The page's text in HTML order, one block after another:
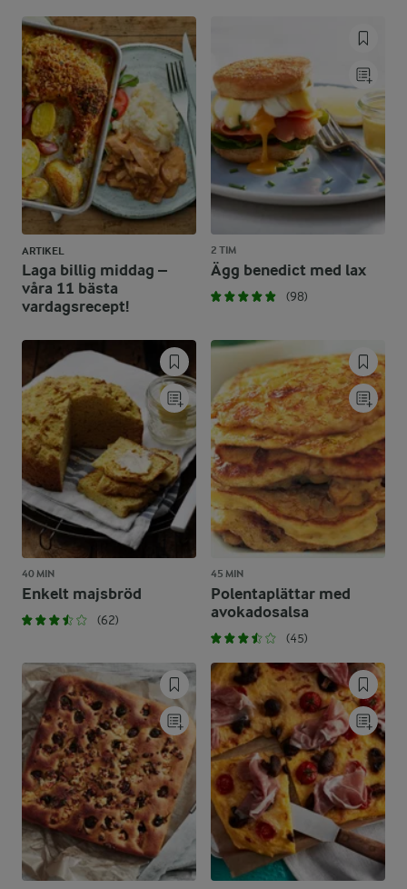
ARTIKEL
Laga billig middag –
våra 11 bästa
vardagsrecept!
2 TIM
Ägg benedict med lax
(98)
40 MIN
Enkelt majsbröd
(62)
45 MIN
Polentaplättar med
avokadosalsa
(45)